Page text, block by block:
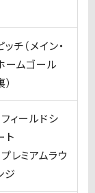
ッチ（メイン・
ームゴール
）
フィールドシ
ト
プレミアムラウ
ジ